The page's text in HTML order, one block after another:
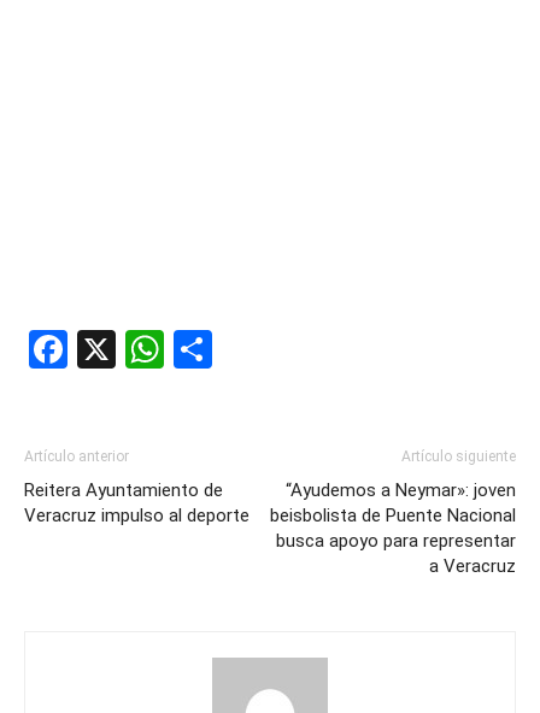
Facebook
X WhatsApp
Artículo anterior
Reitera Ayuntamiento de
Veracruz impulso al deporte
Artículo siguiente
“Ayudemos a Neymar»: joven
beisbolista de Puente Nacional
busca apoyo para representar
a Veracruz